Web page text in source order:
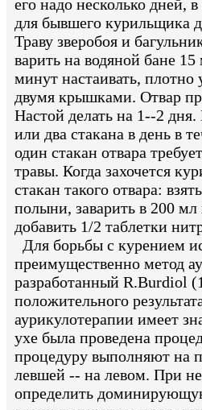
его надо несколько дней,
для бывшего курильщика
Траву зверобоя и
варить на водяной бане
минут настаивать, плотно
двумя крышками. Отвар
Настой делать на 1--2
или два стакана в день в
один стакан отвара
травы. Когда захочется
стакан такого отвара:
полыни, заварить в 200 мл
добавить 1/2 таблетки
Для борьбы с курением
преимущественно метод
разработанный R.Burdiol
положительного
аурикулотерапии имеет
ухе была проведена
процедуру выполняют на
левшей -- на левом. При
определить